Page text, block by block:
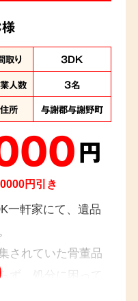
取り
3DK
人数
3名
住所 与謝郡与謝野町
円
円引き
一軒家にて、遺品
されていた骨董品
ず、処分に困って